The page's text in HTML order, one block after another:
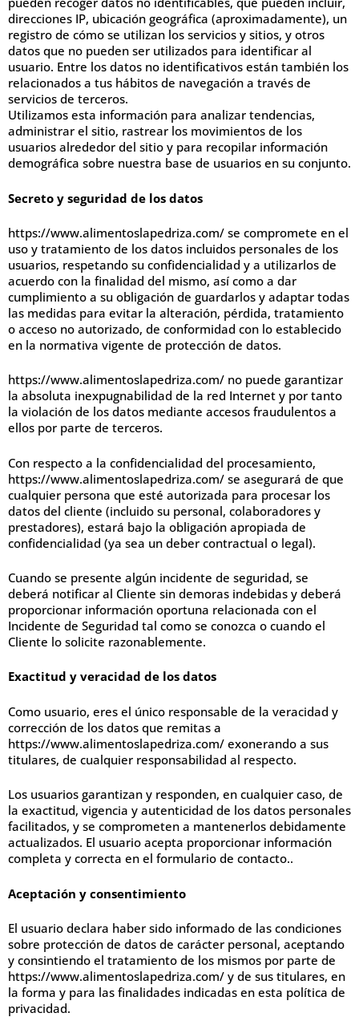
direcciones IP, ubicación geográfica (aproximadamente), un
registro de cómo se utilizan los servicios y sitios, y otros
datos que no pueden ser utilizados para identificar al
usuario. Entre los datos no identificativos están también los
relacionados a tus hábitos de navegación a través de
servicios de terceros.
Utilizamos esta información para analizar tendencias,
administrar el sitio, rastrear los movimientos de los
usuarios alrededor del sitio y para recopilar información
demográfica sobre nuestra base de usuarios en su conjunto.
Secreto y seguridad de los datos
https://www.alimentoslapedriza.com/ se compromete en el
uso y tratamiento de los datos incluidos personales de los
usuarios, respetando su confidencialidad y a utilizarlos de
acuerdo con la finalidad del mismo, así como a dar
cumplimiento a su obligación de guardarlos y adaptar todas
las medidas para evitar la alteración, pérdida, tratamiento
o acceso no autorizado, de conformidad con lo establecido
en la normativa vigente de protección de datos.
https://www.alimentoslapedriza.com/ no puede garantizar
la absoluta inexpugnabilidad de la red Internet y por tanto
la violación de los datos mediante accesos fraudulentos a
ellos por parte de terceros.
Con respecto a la confidencialidad del procesamiento,
https://www.alimentoslapedriza.com/ se asegurará de que
cualquier persona que esté autorizada para procesar los
datos del cliente (incluido su personal, colaboradores y
prestadores), estará bajo la obligación apropiada de
confidencialidad (ya sea un deber contractual o legal).
Cuando se presente algún incidente de seguridad, se
deberá notificar al Cliente sin demoras indebidas y deberá
proporcionar información oportuna relacionada con el
Incidente de Seguridad tal como se conozca o cuando el
Cliente lo solicite razonablemente.
Exactitud y veracidad de los datos
Como usuario, eres el único responsable de la veracidad y
corrección de los datos que remitas a
https://www.alimentoslapedriza.com/ exonerando a sus
titulares, de cualquier responsabilidad al respecto.
Los usuarios garantizan y responden, en cualquier caso, de
la exactitud, vigencia y autenticidad de los datos personales
facilitados, y se comprometen a mantenerlos debidamente
actualizados. El usuario acepta proporcionar información
completa y correcta en el formulario de contacto..
Aceptación y consentimiento
El usuario declara haber sido informado de las condiciones
sobre protección de datos de carácter personal, aceptando
y consintiendo el tratamiento de los mismos por parte de
https://www.alimentoslapedriza.com/ y de sus titulares, en
la forma y para las finalidades indicadas en esta política de
privacidad.